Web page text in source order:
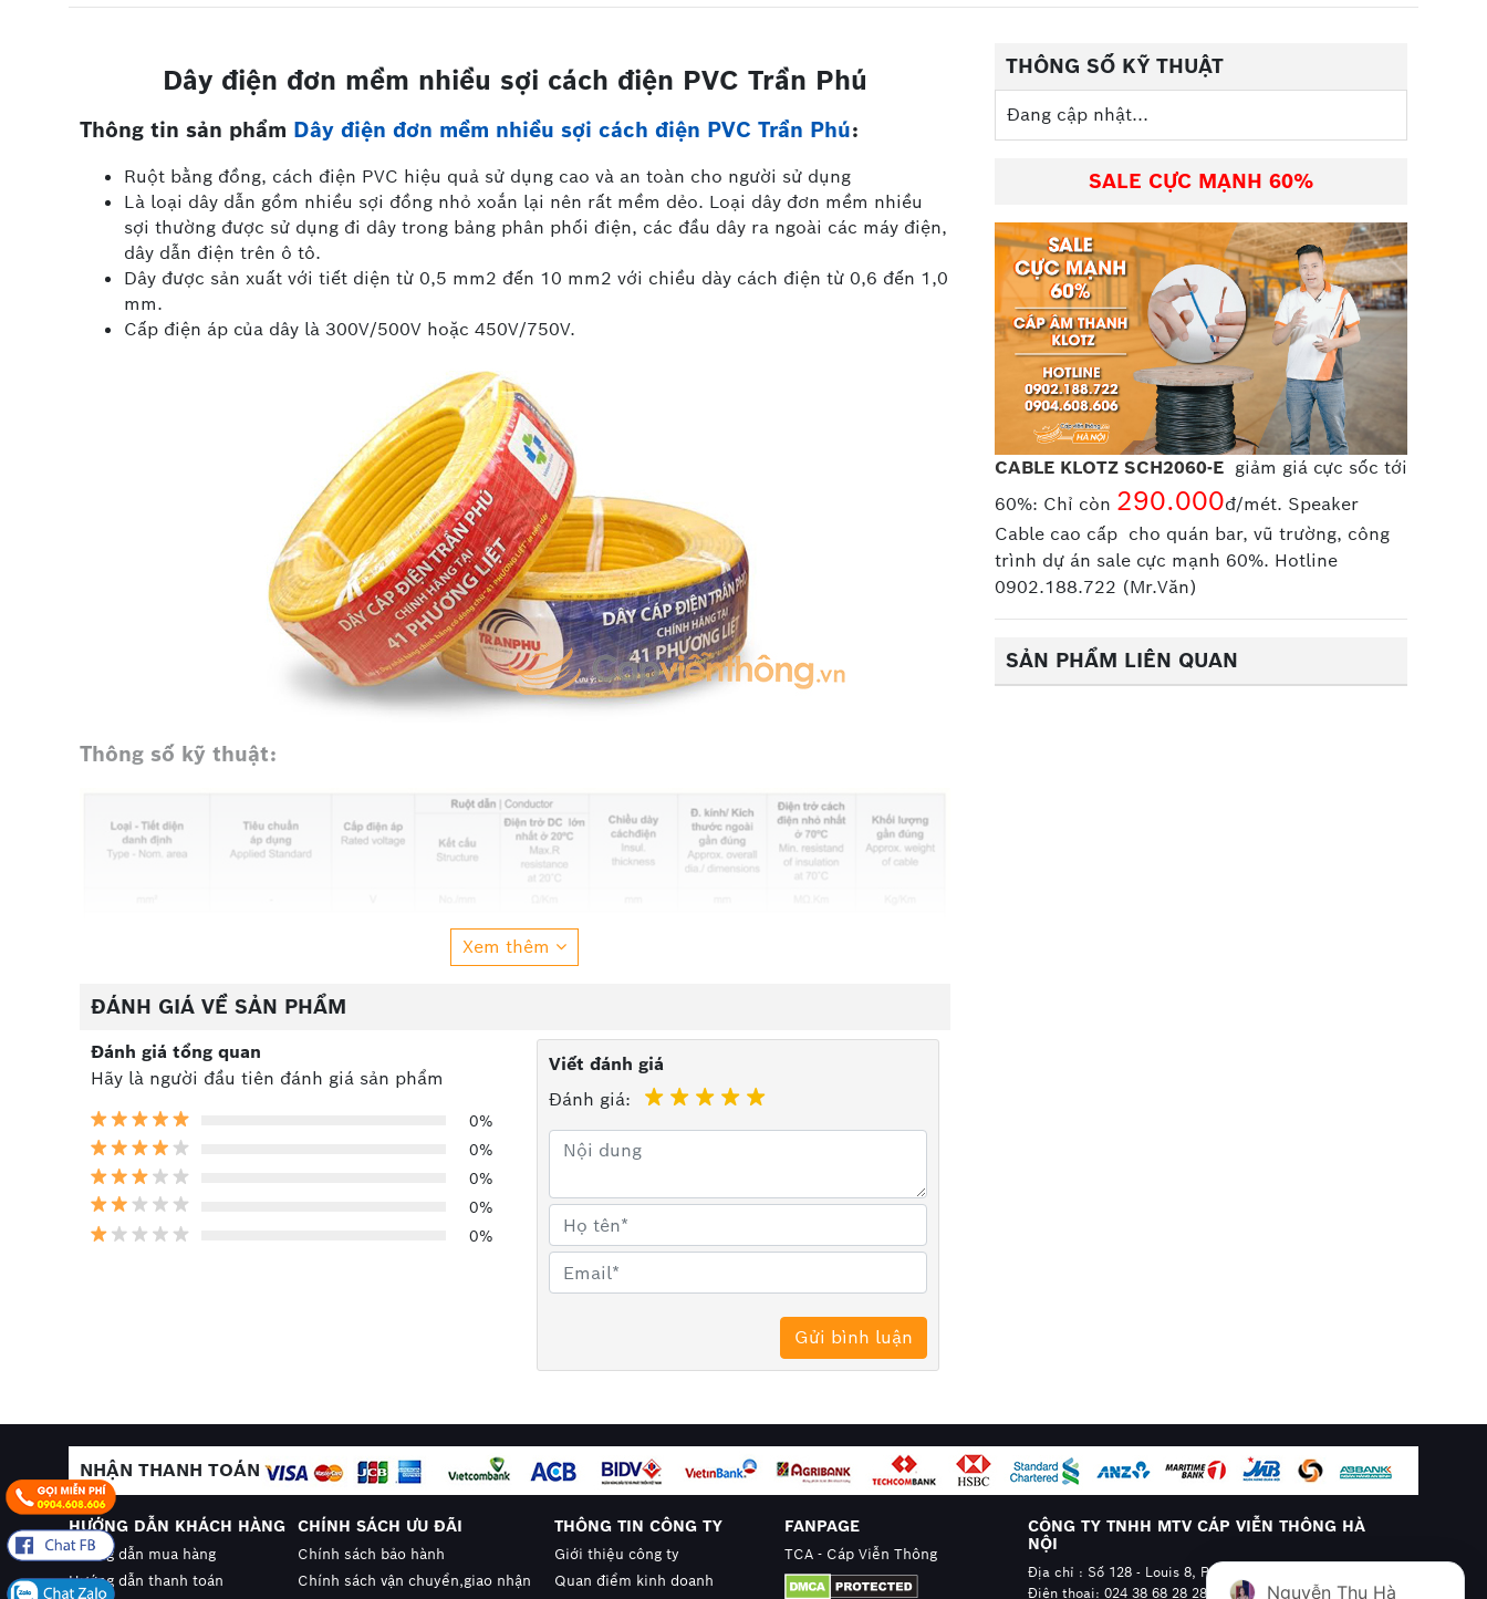
Dây điện đơn mềm nhiều sợi cách điện PVC Trần Phú
Thông tin sản phẩm Dây điện đơn mềm nhiều sợi cách điện PVC Trần Phú:
Ruột bằng đồng, cách điện PVC hiệu quả sử dụng cao và an toàn cho người sử dụng
Là loại dây dẫn gồm nhiều sợi đồng nhỏ xoắn lại nên rất mềm dẻo. Loại dây đơn mềm nhiều
sợi thường được sử dụng đi dây trong bảng phân phối điện, các đầu dây ra ngoài các máy điện,
dây dẫn điện trên ô tô.
Dây được sản xuất với tiết diện từ 0,5 mm2 đến 10 mm2 với chiều dày cách điện từ 0,6 đến 1,0
mm.
Cấp điện áp của dây là 300V/500V hoặc 450V/750V.
Thông số kỹ thuật:
Cáp Viễn Thông Hà Nội chuyên phân phối các sản phẩmdây điện
trên thị trường. Chúng tôi cam kết luôn cung cấp những sản phẩm chính hãng từ nhà sản xuất đáp
ứng đầy đủ các tiêu chuẩn kỹ thuật với mức giá vô cùng hợp lý. Hãy gọi ngay cho chúng tôi để nhận
Xem thêm
ĐÁNH GIÁ VỀ SẢN PHẨM
Đánh giá tổng quan
Hãy là người đầu tiên đánh giá sản phẩm
0%
0%
0%
0%
0%
Viết đánh giá
Đánh giá:
THÔNG SỐ KỸ THUẬT
Đang cập nhật...
SALE CỰC MẠNH 60%
CABLE KLOTZ SCH2060-E giảm giá cực sốc tới
60%: Chỉ còn 290.000đ/mét. Speaker
Cable cao cấp cho quán bar, vũ trường, công
trình dự án sale cực mạnh 60%. Hotline
0902.188.722 (Mr.Văn)
SẢN PHẨM LIÊN QUAN
NHẬN THANH TOÁN
HƯỚNG DẪN KHÁCH HÀNG
Hướng dẫn mua hàng
Hướng dẫn thanh toán
CHÍNH SÁCH ƯU ĐÃI
Chính sách bảo hành
Chính sách vận chuyển,giao nhận
THÔNG TIN CÔNG TY
Giới thiệu công ty
Quan điểm kinh doanh
FANPAGE
TCA - Cáp Viễn Thông
CÔNG TY TNHH MTV CÁP VIỄN THÔNG HÀ
NỘI
Địa chỉ : Số 128 - Louis 8, Phường Hoàng Mai, Hà Nội
Điện thoại: 024 38 68 28 28 - 0904.608.606Nguyễn Thu Hà